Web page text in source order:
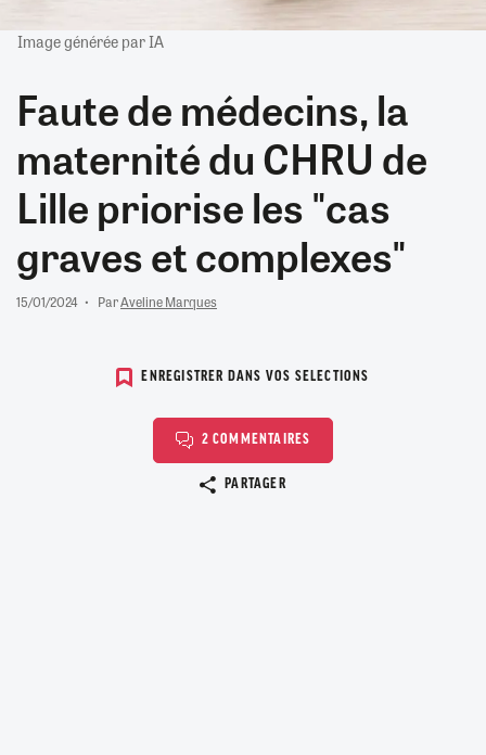
Image générée par IA
Faute de médecins, la
maternité du CHRU de
Lille priorise les "cas
graves et complexes"
15/01/2024 ParAveline Marques
ENREGISTRER DANS VOS SELECTIONS
2 COMMENTAIRES
PARTAGER